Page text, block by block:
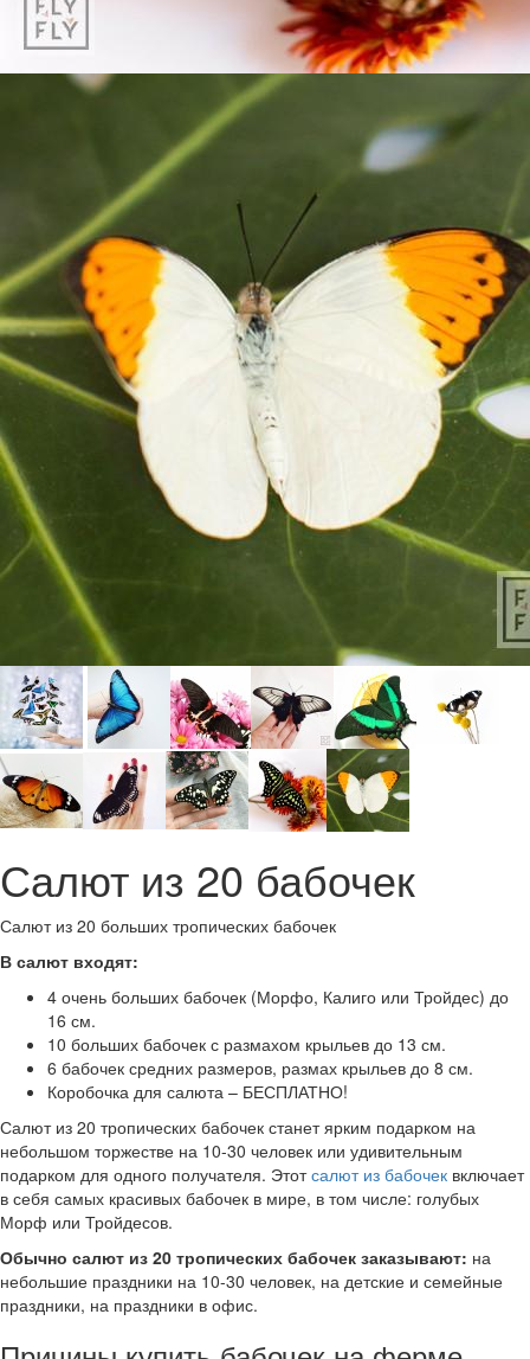
Салют из 20 бабочек
Салют из 20 больших тропических бабочек
В салют входят:
4 очень больших бабочек (Морфо, Калиго или Тройдес) до
16 см.
10 больших бабочек с размахом крыльев до 13 см.
6 бабочек средних размеров, размах крыльев до 8 см.
Коробочка для салюта – БЕСПЛАТНО!
Салют из 20 тропических бабочек станет ярким подарком на
небольшом торжестве на 10-30 человек или удивительным
подарком для одного получателя. Этотсалют из бабочек включает
в себя самых красивых бабочек в мире, в том числе: голубых
Морф или Тройдесов.
Обычно салют из 20 тропических бабочек заказывают: на
небольшие праздники на 10-30 человек, на детские и семейные
праздники, на праздники в офис.